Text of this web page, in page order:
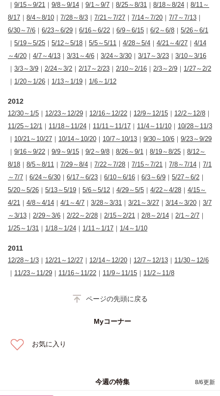
｜ 9/15～9/21 ｜ 9/8～9/14 ｜ 9/1～9/7 ｜ 8/25～8/31 ｜ 8/18～8/24 ｜ 8/11～
8/17 ｜ 8/4～8/10 ｜ 7/28～8/3 ｜ 7/21～7/27 ｜ 7/14～7/20 ｜ 7/7～7/13 ｜
6/30～7/6 ｜ 6/23～6/29 ｜ 6/16～6/22 ｜ 6/9～6/15 ｜ 6/2～6/8 ｜ 5/26～6/1
｜ 5/19～5/25 ｜ 5/12～5/18 ｜ 5/5～5/11 ｜ 4/28～5/4 ｜ 4/21～4/27 ｜ 4/14
～4/20 ｜ 4/7～4/13 ｜ 3/31～4/6 ｜ 3/24～3/30 ｜ 3/17～3/23 ｜ 3/10～3/16
｜ 3/3～3/9 ｜ 2/24～3/2 ｜ 2/17～2/23 ｜ 2/10～2/16 ｜ 2/3～2/9 ｜ 1/27～2/2
｜ 1/20～1/26 ｜ 1/13～1/19 ｜ 1/6～1/12
2012
12/30～1/5 ｜ 12/23～12/29 ｜ 12/16～12/22 ｜ 12/9～12/15 ｜ 12/2～12/8 ｜
11/25～12/1 ｜ 11/18～11/24 ｜ 11/11～11/17 ｜ 11/4～11/10 ｜ 10/28～11/3
｜ 10/21～10/27 ｜ 10/14～10/20 ｜ 10/7～10/13 ｜ 9/30～10/6 ｜ 9/23～9/29
｜ 9/16～9/22 ｜ 9/9～9/15 ｜ 9/2～9/8 ｜ 8/26～9/1 ｜ 8/19～8/25 ｜ 8/12～
8/18 ｜ 8/5～8/11 ｜ 7/29～8/4 ｜ 7/22～7/28 ｜ 7/15～7/21 ｜ 7/8～7/14 ｜ 7/1
～7/7 ｜ 6/24～6/30 ｜ 6/17～6/23 ｜ 6/10～6/16 ｜ 6/3～6/9 ｜ 5/27～6/2 ｜
5/20～5/26 ｜ 5/13～5/19 ｜ 5/6～5/12 ｜ 4/29～5/5 ｜ 4/22～4/28 ｜ 4/15～
4/21 ｜ 4/8～4/14 ｜ 4/1～4/7 ｜ 3/28～3/31 ｜ 3/21～3/27 ｜ 3/14～3/20 ｜ 3/7
～3/13 ｜ 2/29～3/6 ｜ 2/22～2/28 ｜ 2/15～2/21 ｜ 2/8～2/14 ｜ 2/1～2/7 ｜
1/25～1/31 ｜ 1/18～1/24 ｜ 1/11～1/17 ｜ 1/4～1/10
2011
12/28～1/3 ｜ 12/21～12/27 ｜ 12/14～12/20 ｜ 12/7～12/13 ｜ 11/30～12/6
｜ 11/23～11/29 ｜ 11/16～11/22 ｜ 11/9～11/15 ｜ 11/2～11/8